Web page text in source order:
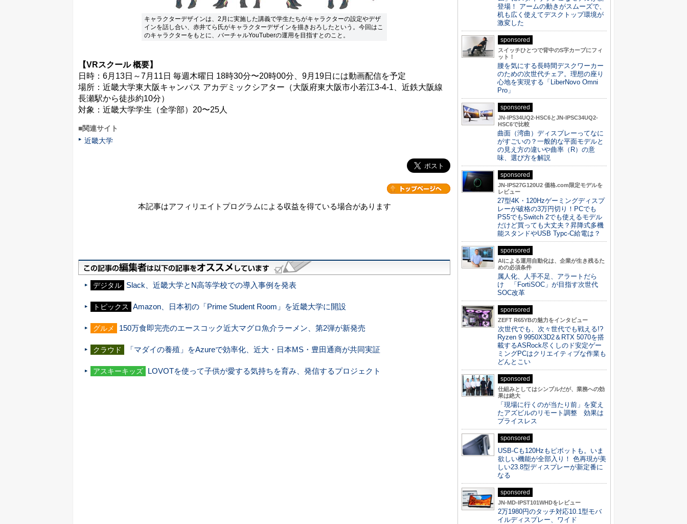
キャラクターデザインは、2月に実施した講義で学生たちがキャラクターの設定やデザ
インを話し合い、赤井てら氏がキャラクターデザインを描きおろしたという。今回はこ
のキャラクターをもとに、バーチャルYouTuberの運用を目指すとのこと。
【VRスクール 概要】
日時：6月13日～7月11日 毎週木曜日 18時30分〜20時00分、9月19日には動画配信を予定
場所：近畿大学東大阪キャンパス アカデミックシアター（大阪府東大阪市小若江3-4-1、近鉄大阪線
長瀬駅から徒歩約10分）
対象：近畿大学学生（全学部）20〜25人
■関連サイト
近畿大学
本記事はアフィリエイトプログラムによる収益を得ている場合があります
デジタル Slack、近畿大学とN高等学校での導入事例を発表
トピックス Amazon、日本初の「Prime Student Room」を近畿大学に開設
グルメ 150万食即完売のエースコック近大マグロ魚介ラーメン、第2弾が新発売
クラウド 「マダイの養殖」をAzureで効率化、近大・日本MS・豊田通商が共同実証
アスキーキッズ LOVOTを使って子供が愛する気持ちを育み、発信するプロジェクト
登場！ アームの動きがスムーズで、
机も広く使えてデスクトップ環境が
激変した
sponsored
スイッチひとつで背中のS字カーブにフィ
ット！
腰を気にする長時間デスクワーカー
のための次世代チェア。理想の座り
心地を実現する「LiberNovo Omni
Pro」
sponsored
JN-IPS34UQ2-HSC6とJN-IPSC34UQ2-
HSC6で比較
曲面（湾曲）ディスプレーってなに
がすごいの？一般的な平面モデルと
の見え方の違いや曲率（R）の意
味、選び方を解説
sponsored
JN-IPS27G120U2 価格.com限定モデルを
レビュー
27型4K・120Hzゲーミングディスプ
レーが破格の3万円切り！PCでも
PS5でもSwitch 2でも使えるモデル
だけど買っても大丈夫？昇降式多機
能スタンドやUSB Typc-C給電は？
sponsored
AIによる運用自動化は、企業が生き残るた
めの必須条件
属人化、人手不足、アラートだら
け 「FortiSOC」が目指す次世代
SOC改革
sponsored
ZEFT R65YBの魅力をインタビュー
次世代でも、次々世代でも戦える!?
Ryzen 9 9950X3D2＆RTX 5070を搭
載するASRock尽くしのド安定ゲー
ミングPCはクリエイティブな作業も
どんとこい
sponsored
仕組みとしてはシンプルだが、業務への効
果は絶大
「現場に行くのが当たり前」を変え
たアズビルのリモート調整 効果は
プライスレス
sponsored
USB-Cも120Hzもピボットも。いま
欲しい機能が全部入り！ 色再現が美
しい23.8型ディスプレーが新定番に
なる
sponsored
JN-MD-IPST101WHDをレビュー
2万1980円のタッチ対応10.1型モバ
イルディスプレー、ワイド